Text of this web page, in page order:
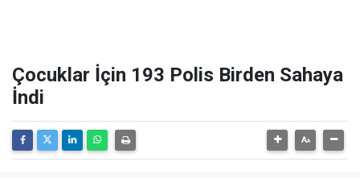
Çocuklar İçin 193 Polis Birden Sahaya
İndi